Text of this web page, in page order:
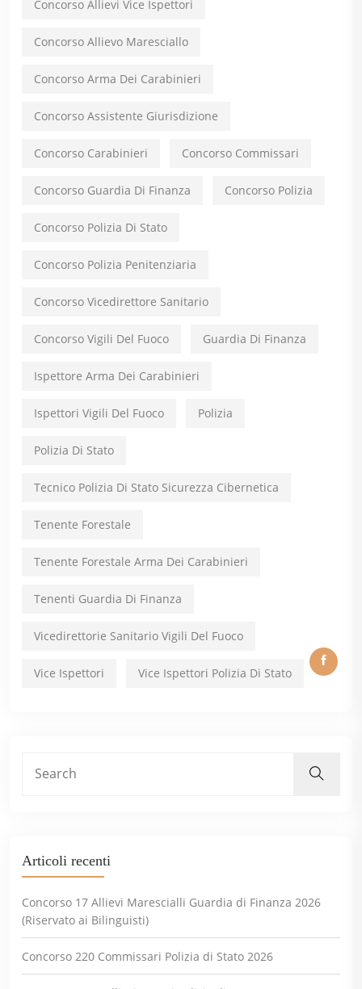
Concorso Allievi Vice Ispettori
Concorso Allievo Maresciallo
Concorso Arma Dei Carabinieri
Concorso Assistente Giurisdizione
Concorso Carabinieri Concorso Commissari
Concorso Guardia Di Finanza Concorso Polizia
Concorso Polizia Di Stato
Concorso Polizia Penitenziaria
Concorso Vicedirettore Sanitario
Concorso Vigili Del Fuoco Guardia Di Finanza
Ispettore Arma Dei Carabinieri
Ispettori Vigili Del Fuoco Polizia
Polizia Di Stato
Tecnico Polizia Di Stato Sicurezza Cibernetica
Tenente Forestale
Tenente Forestale Arma Dei Carabinieri
Tenenti Guardia Di Finanza
Vicedirettorie Sanitario Vigili Del Fuoco
Vice Ispettori Vice Ispettori Polizia Di Stato
Articoli recenti
Concorso 17 Allievi Marescialli Guardia di Finanza 2026
(Riservato ai Bilinguisti)
Concorso 220 Commissari Polizia di Stato 2026